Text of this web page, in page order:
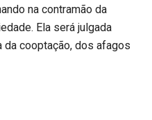
na contramão da
Ela será julgada
cooptação, dos afagos